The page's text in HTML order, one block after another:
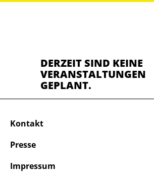
DERZEIT SIND KEINE
VERANSTALTUNGEN
GEPLANT.
Kontakt
Presse
Impressum